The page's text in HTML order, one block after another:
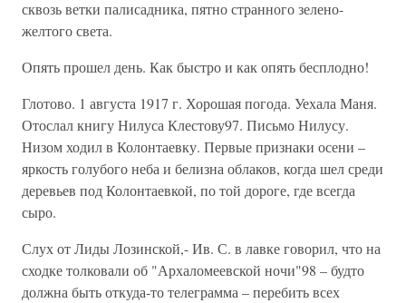
сквозь ветки палисадника, пятно странного зелено-
желтого света.
Опять прошел день. Как быстро и как опять бесплодно!
Глотово. 1 августа 1917 г. Хорошая погода. Уехала Маня.
Отослал книгу Нилуса Клестову97. Письмо Нилусу.
Низом ходил в Колонтаевку. Первые признаки осени –
яркость голубого неба и белизна облаков, когда шел среди
деревьев под Колонтаевкой, по той дороге, где всегда
сыро.
Слух от Лиды Лозинской,- Ив. С. в лавке говорил, что на
сходке толковали об "Архаломеевской ночи"98 – будто
должна быть откуда-то телеграмма – перебить всех